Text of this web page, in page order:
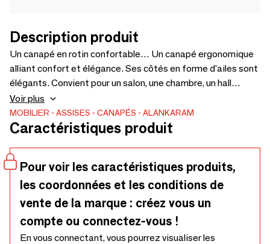
Description produit
Un canapé en rotin confortable… Un canapé ergonomique
alliant confort et élégance. Ses côtés en forme d'ailes sont
élégants. Convient pour un salon, une chambre, un hall
d'entrée ou un bureau. Le choix du bois, de la finition et du
tissu est possible. Le prix des coussins n'est pas inclus dans
le prix du canapé (2105 x 800 x 835 cm).
Voir plus
MOBILIER ASSISES CANAPÉS ALANKARAM
Caractéristiques produit
Pour voir les caractéristiques produits,
les coordonnées et les conditions de
vente de la marque : créez vous un
compte ou connectez-vous !
En vous connectant, vous pourrez visualiser les